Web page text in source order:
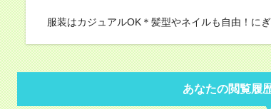
服装はカジュアルOK＊髪型やネイルも自由！に
あなたの閲覧履